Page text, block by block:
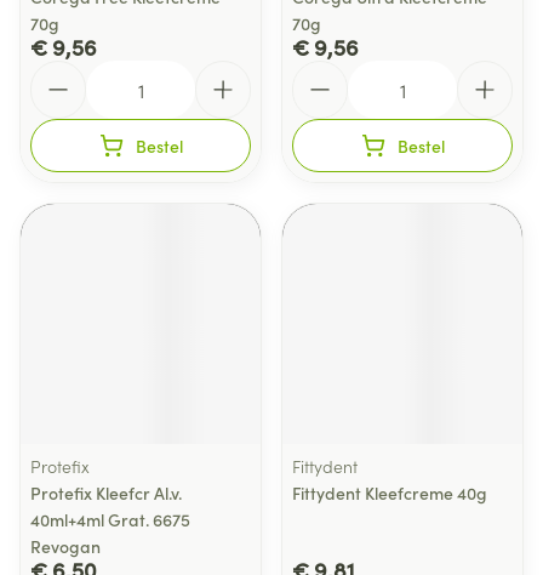
70g
€ 9,56
Bestel
70g
€ 9,56
Bestel
Protefix
Protefix Kleefcr Al.v.
40ml+4ml Grat. 6675
Revogan
Fittydent
Fittydent Kleefcreme 40g